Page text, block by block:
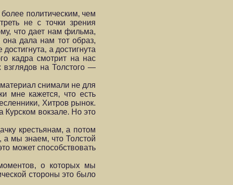
политическим, чем
не с точки зрения
что дает нам фильма,
дала нам тот образ,
а достигнута
кадра смотрит на нас
взглядов на Толстого —
снимали не для
мне кажется, что есть
Хитров рынок.
Курском вокзале. Но это
крестьянам, а потом
а мы знаем, что Толстой
может способствовать
о которых мы
стороны это было